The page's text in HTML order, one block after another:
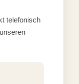
telefonisch